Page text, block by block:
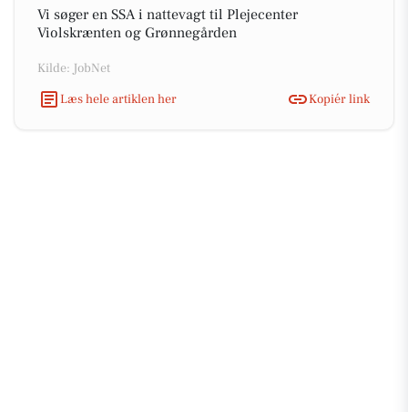
Vi søger en SSA i nattevagt til Plejecenter
Violskrænten og Grønnegården
Kilde: JobNet
Læs hele artiklen her
Kopiér link